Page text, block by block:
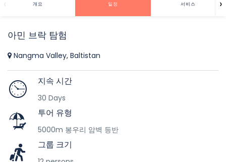
개요 일정 서비스
‹ ›
아민 브락 탐험
Nangma Valley, Baltistan
지속 시간
30 Days
투어 유형
5000m 봉우리 암벽 등반
그룹 크기